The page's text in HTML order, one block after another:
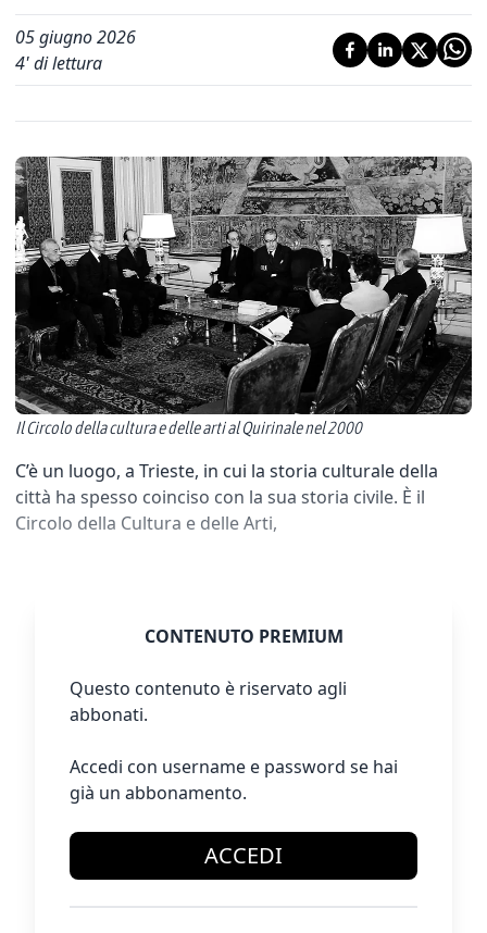
05 giugno 2026
4' di lettura
Il Circolo della cultura e delle arti al Quirinale nel 2000
C’è un luogo, a Trieste, in cui la storia culturale della
città ha spesso coinciso con la sua storia civile. È il
Circolo della Cultura e delle Arti,
CONTENUTO PREMIUM
Questo contenuto è riservato agli
abbonati.
Accedi con username e password se hai
già un abbonamento.
ACCEDI